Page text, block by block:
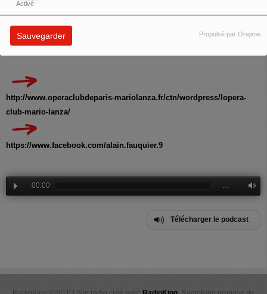
Activé
Sauvegarder Propulsé par Orejime
espagnoles
Domingo, Alfredo Kraus, José Carreras...
https://www.facebook.com/floria.rosimiro/?locale=fr_FR
http://www.operaclubdeparis-mariolanza.fr/ctn/wordpress/lopera-
club-mario-lanza/
https://www.facebook.com/alain.fauquier.9
00:00 …
Télécharger le podcast